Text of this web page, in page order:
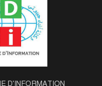
D'INFORMATION